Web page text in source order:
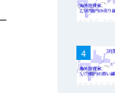
4